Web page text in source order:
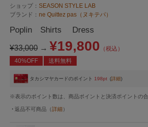
ショップ： SEASON STYLE LAB
ブランド： ne Quittez pas（ヌキテパ）
Poplin Shirts Dress
¥33,000 → ¥19,800 （税込）
40%OFF
送料無料
タカシマヤカードのポイント 198pt (詳細)
※表示のポイント数は、商品ポイントと決済ポイントの合
返品不可商品 （詳細 ）